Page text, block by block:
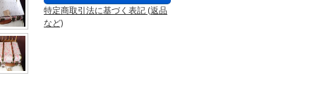
特定商取引法に基づく表記 (返品
など)